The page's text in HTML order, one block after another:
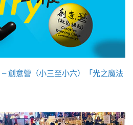
創意營（小三至小六）「光之魔法